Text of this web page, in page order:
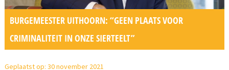
BURGEMEESTER UITHOORN: “GEEN PLAATS VOOR
CRIMINALITEIT IN ONZE SIERTEELT”
Geplaatst op: 30 november 2021